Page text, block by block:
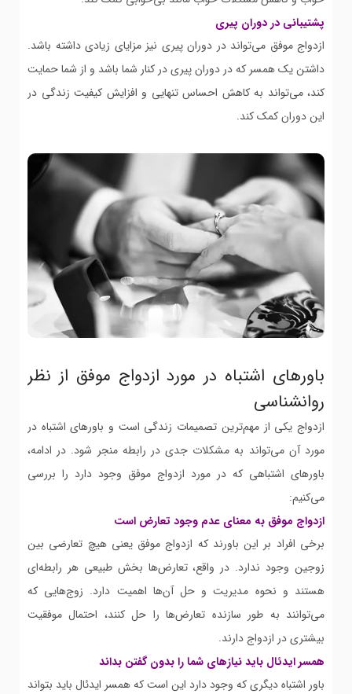
پشتیبانی در دوران پیری
ازدواج موفق می‌تواند در دوران پیری نیز مزایای زیادی داشته باشد.
داشتن یک همسر که در دوران پیری در کنار شما باشد و از شما حمایت
کند، می‌تواند به کاهش احساس تنهایی و افزایش کیفیت زندگی در
این دوران کمک کند.
باورهای اشتباه در مورد ازدواج موفق از نظر
روانشناسی
ازدواج یکی از مهم‌ترین تصمیمات زندگی است و باور‌های اشتباه در
مورد آن می‌تواند به مشکلات جدی در رابطه منجر شود. در ادامه،
باورهای اشتباهی که در مورد ازدواج موفق وجود دارد را بررسی
می‌کنیم:
ازدواج موفق به معنای عدم وجود تعارض است
برخی افراد بر این باورند که ازدواج موفق یعنی هیچ تعارضی بین
زوجین وجود ندارد. در واقع، تعارض‌ها بخش طبیعی هر رابطه‌ای
هستند و نحوه مدیریت و حل آن‌ها اهمیت دارد. زوج‌هایی که
می‌توانند به طور سازنده تعارض‌ها را حل کنند، احتمال موفقیت
بیشتری در ازدواج دارند.
همسر ایدئال باید نیازهای شما را بدون گفتن بداند
باور اشتباه دیگری که وجود دارد این است که همسر ایدئال باید بتواند